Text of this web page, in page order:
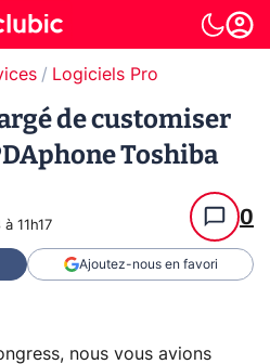
Logiciels Pro
de customiser
Toshiba
11h17 0
Ajoutez-nous en favori
nous vous avions